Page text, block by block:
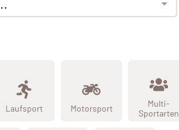
Laufsport Motorsport
Multi-
Sportarten